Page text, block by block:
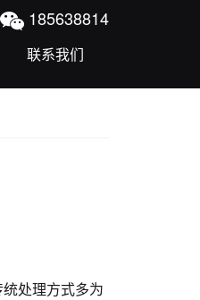
185638814
联系我们
处理方式多为